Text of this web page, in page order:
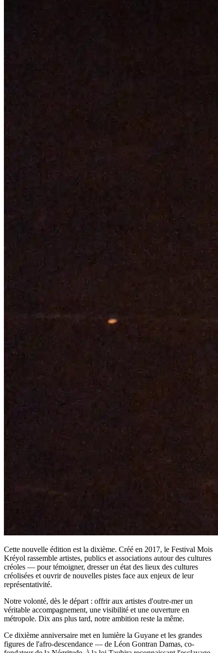
Cette nouvelle édition est la dixième. Créé en 2017, le Festival Mois
Kréyol rassemble artistes, publics et associations autour des cultures
créoles — pour témoigner, dresser un état des lieux des cultures
créolisées et ouvrir de nouvelles pistes face aux enjeux de leur
représentativité.
Notre volonté, dès le départ : offrir aux artistes d'outre-mer un
véritable accompagnement, une visibilité et une ouverture en
métropole. Dix ans plus tard, notre ambition reste la même.
Ce dixième anniversaire met en lumière la Guyane et les grandes
figures de l'afro-descendance — de Léon Gontran Damas, co-